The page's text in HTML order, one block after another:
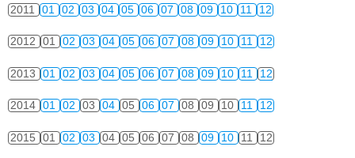
2011 01 02 03 04 05 06 07 08 09 10 11 12
2012 01 02 03 04 05 06 07 08 09 10 11 12
2013 01 02 03 04 05 06 07 08 09 10 11 12
2014 01 02 03 04 05 06 07 08 09 10 11 12
2015 01 02 03 04 05 06 07 08 09 10 11 12